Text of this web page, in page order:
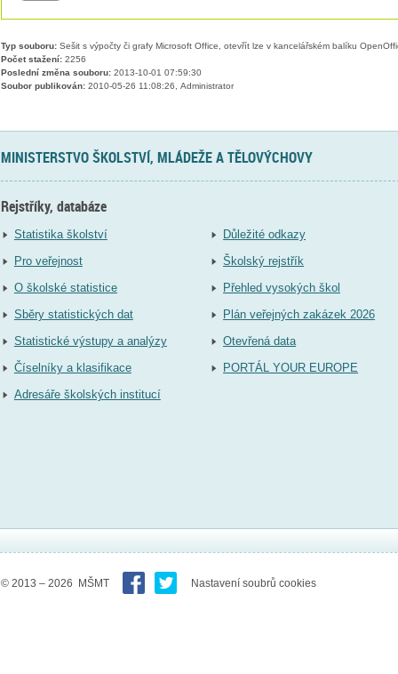
Typ souboru:Sešit s výpočty či grafy Microsoft Office, otevřít lze v kancelářském balíku
Počet stažení:2256
Poslední změna souboru:2013-10-01 07:59:30
Soubor publikován:2010-05-26 11:08:26, Administrator
MINISTERSTVO ŠKOLSTVÍ, MLÁDEŽE A TĚLOVÝCHOVY
Rejstříky, databáze
Statistika školství
Pro veřejnost
O školské statistice
Sběry statistických dat
Statistické výstupy a analýzy
Číselníky a klasifikace
Adresáře školských institucí
Důležité odkazy
Školský rejstřík
Přehled vysokých škol
Plán veřejných zakázek 2026
Otevřená data
PORTÁL YOUR EUROPE
© 2013 – 2026 MŠMT Nastavení soubrů cookies